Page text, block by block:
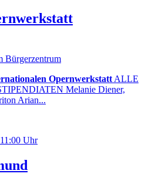
Bürgerzentrum
OpernwerkstattALLE
Melanie Diener,
Arian...
11:00 Uhr